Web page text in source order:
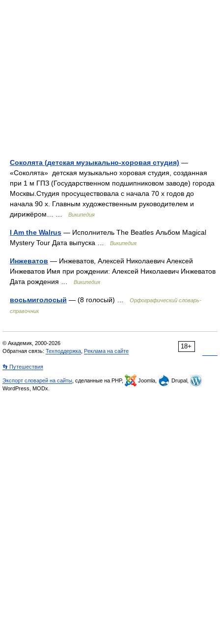
Соколята (детская музыкально-хоровая студия) —
«Соколята» детская музыкально хоровая студия, созданная
при 1 м ГПЗ (Государственном подшипниковом заводе) города
Москвы.Студия просуществовала с начала 70 х годов до
начала 90 х. Главным художественным руководителем и
дирижёром… …
Википедия
I Am the Walrus — Исполнитель The Beatles Альбом Magical
Mystery Tour Дата выпуска …
Википедия
Инжеватов — Инжеватов, Алексей Николаевич Алексей
Инжеватов Имя при рождении: Алексей Николаевич Инжеватов
Дата рождения …
Википедия
восьмиголосый — (8 голосый) …
Орфографический словарь-
справочник
18+
© Академик, 2000-2026
Обратная связь: Техподдержка Реклама на сайте
👣 Путешествия
Экспорт словарей на сайты , сделанные на PHP, Joomla,
Drupal,
WordPress, MODx.